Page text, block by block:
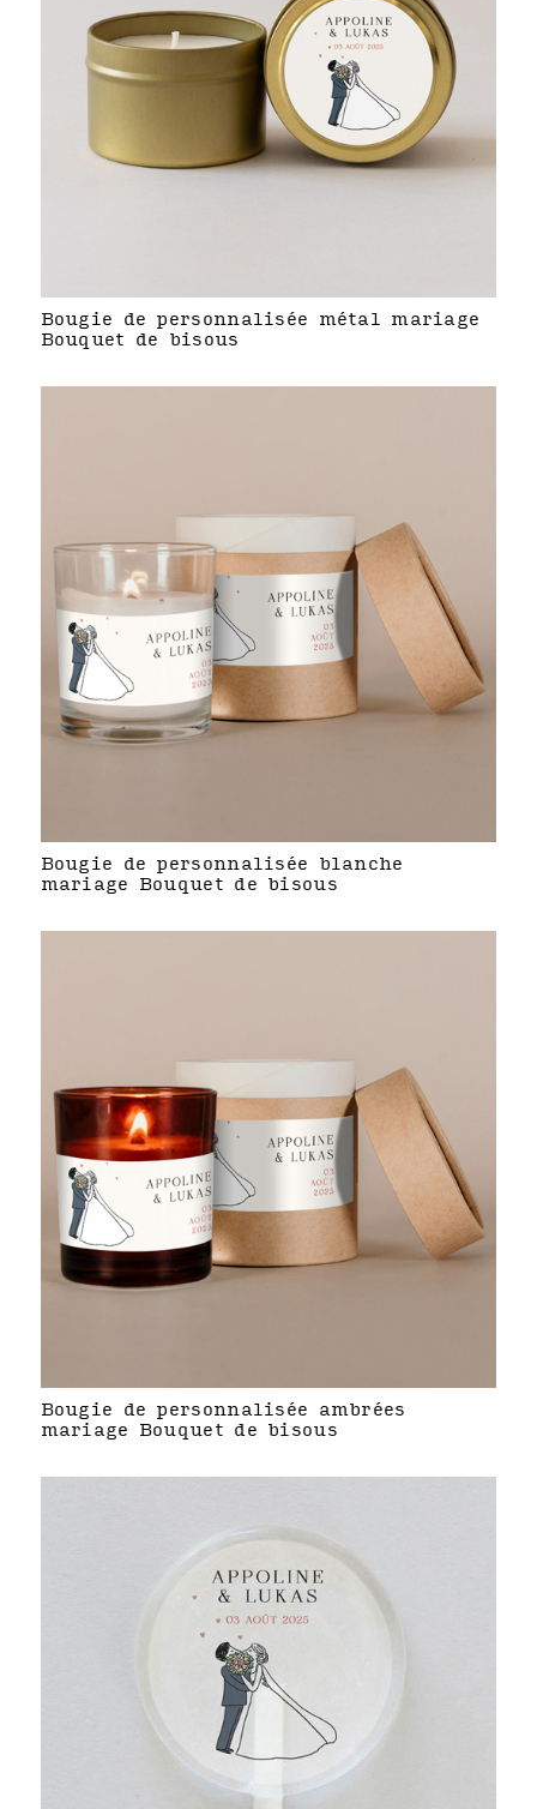
Bougie de personnalisée métal mariage
Bouquet de bisous
Bougie de personnalisée blanche
mariage Bouquet de bisous
Bougie de personnalisée ambrées
mariage Bouquet de bisous